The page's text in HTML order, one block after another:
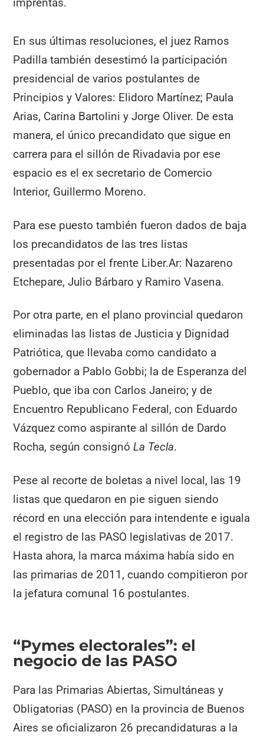
imprentas.
En sus últimas resoluciones, el juez Ramos
Padilla también desestimó la participación
presidencial de varios postulantes de
Principios y Valores: Elidoro Martínez; Paula
Arias, Carina Bartolini y Jorge Oliver. De esta
manera, el único precandidato que sigue en
carrera para el sillón de Rivadavia por ese
espacio es el ex secretario de Comercio
Interior, Guillermo Moreno.
Para ese puesto también fueron dados de baja
los precandidatos de las tres listas
presentadas por el frente Liber.Ar: Nazareno
Etchepare, Julio Bárbaro y Ramiro Vasena.
Por otra parte, en el plano provincial quedaron
eliminadas las listas de Justicia y Dignidad
Patriótica, que llevaba como candidato a
gobernador a Pablo Gobbi; la de Esperanza del
Pueblo, que iba con Carlos Janeiro; y de
Encuentro Republicano Federal, con Eduardo
Vázquez como aspirante al sillón de Dardo
Rocha, según consignóLa Tecla.
Pese al recorte de boletas a nivel local, las 19
listas que quedaron en pie siguen siendo
récord en una elección para intendente e iguala
el registro de las PASO legislativas de 2017.
Hasta ahora, la marca máxima había sido en
las primarias de 2011, cuando compitieron por
la jefatura comunal 16 postulantes.
“Pymes electorales”: el
negocio de las PASO
Para las Primarias Abiertas, Simultáneas y
Obligatorias (PASO) en la provincia de Buenos
Aires se oficializaron 26 precandidaturas a la